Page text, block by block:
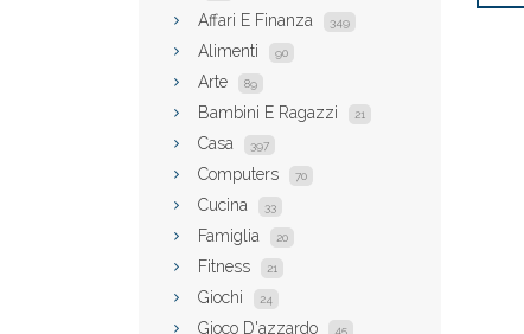
Affari E Finanza 349
Alimenti 90
Arte 89
Bambini E Ragazzi 21
Casa 397
Computers 70
Cucina 33
Famiglia 20
Fitness 21
Giochi 24
Gioco D'azzardo 45